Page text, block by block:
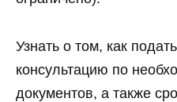
Узнать о том, как
консультацию по
документов, а также